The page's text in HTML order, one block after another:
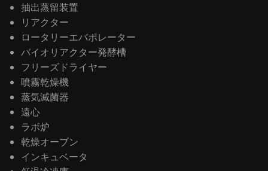
抽出蒸留装置
リアクター
ロータリーエバポレーター
バイオリアクター発酵槽
フリーズドライヤー
噴霧乾燥機
蒸気滅菌器
遠心
ラボ炉
乾燥オーブン
インキュベータ